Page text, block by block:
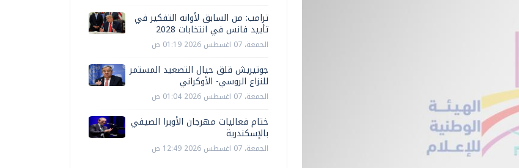
ترامب: من السابق لأوانه التفكير في
تأييد فانس في انتخابات 2028
الجمعة، 07 اغسطس 2026 01:19 ص
جوتيريش قلق حيال التصعيد المستمر
للنزاع الروسي- الأوكراني
الجمعة، 07 اغسطس 2026 01:04 ص
ختام فعاليات مهرجان الأوبرا الصيفي
بالإسكندرية
الجمعة، 07 اغسطس 2026 12:49 ص